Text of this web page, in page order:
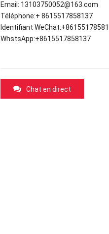
Email: 13103750052@163.com
Téléphone:+ 8615517858137
Identifiant WeChat
WhstsApp:+8615517858137
Chat en direct